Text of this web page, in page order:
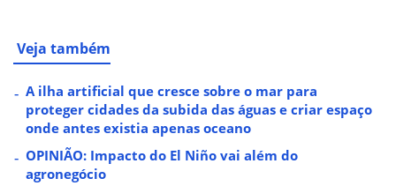
Veja também
A ilha artificial que cresce sobre o mar para
proteger cidades da subida das águas e criar espaço
onde antes existia apenas oceano
OPINIÃO: Impacto do El Niño vai além do
agronegócio